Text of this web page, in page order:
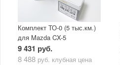
Комплект ТО-0 (5 тыс.км.)
для Mazda CX-5
(двигатель 2.0/2.5) с
маслом Mazda Original Oil
9 431 руб.
8 488 руб. клубная цена